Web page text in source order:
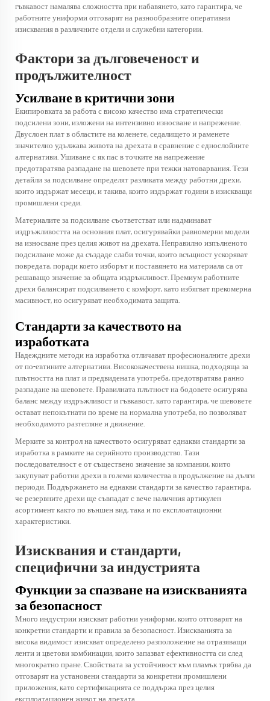
гъвкавост намалява сложността при набавянето, като гарантира, че
работните униформи отговарят на разнообразните оперативни
изисквания в различните отдели и служебни категории.
Фактори за дълговеченост и
продължителност
Усилване в критични зони
Екипировката за работа с високо качество има стратегически
подсилени зони, изложени на интензивно износване и напрежение.
Двуслоен плат в областите на коленете, седалището и раменете
значително удължава живота на дрехата в сравнение с еднослойните
алтернативи. Ушиване с як пас в точките на напрежение
предотвратява разпадане на шевовете при тежки натоварвания. Тези
детайли за подсилване определят разликата между работни дрехи,
които издържат месеци, и такива, които издържат години в изискващи
промишлени среди.
Материалите за подсилване съответстват или надминават
издръжливостта на основния плат, осигурявайки равномерни модели
на износване през целия живот на дрехата. Неправилно изпълненото
подсилване може да създаде слаби точки, които всъщност ускоряват
повредата, поради което изборът и поставянето на материала са от
решаващо значение за общата издръжливост. Премиум работните
дрехи балансират подсилването с комфорт, като избягват прекомерна
масивност, но осигуряват необходимата защита.
Стандарти за качеството на
изработката
Надеждните методи на изработка отличават професионалните дрехи
от по-евтините алтернативи. Висококачествена нишка, подходяща за
плътността на плат и предвидената употреба, предотвратява ранно
разпадане на шевовете. Правилната плътност на бодовете осигурява
баланс между издръжливост и гъвкавост, като гарантира, че шевовете
остават непокътнати по време на нормална употреба, но позволяват
необходимото разтегляне и движение.
Мерките за контрол на качеството осигуряват еднакви стандарти за
изработка в рамките на серийното производство. Тази
последователност е от съществено значение за компании, които
закупуват работни дрехи в големи количества в продължение на дълги
периоди. Поддържането на еднакви стандарти за качество гарантира,
че резервните дрехи ще съвпадат с вече наличния артикулен
асортимент както по външен вид, така и по експлоатационни
характеристики.
Изисквания и стандарти,
специфични за индустрията
Функции за спазване на изискванията
за безопасност
Много индустрии изискват работни униформи, които отговарят на
конкретни стандарти и правила за безопасност. Изискванията за
висока видимост изискват определено разположение на отразяващи
ленти и цветови комбинации, които запазват ефективността си след
многократно пране. Свойствата за устойчивост към пламък трябва да
отговарят на установени стандарти за конкретни промишлени
приложения, като сертификацията се поддържа през целия